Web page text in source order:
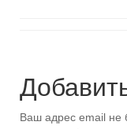
Ваш адрес email не